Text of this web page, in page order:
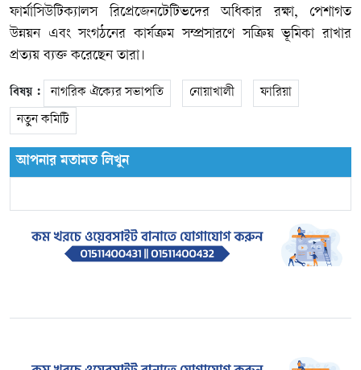
ফার্মাসিউটিক্যালস রিপ্রেজেনটেটিভদের অধিকার রক্ষা, পেশাগত
উন্নয়ন এবং সংগঠনের কার্যক্রম সম্প্রসারণে সক্রিয় ভূমিকা রাখার
প্রত্যয় ব্যক্ত করেছেন তারা।
বিষয় : নাগরিক ঐক্যের সভাপতি নোয়াখালী
ফারিয়া
নতুন কমিটি
আপনার মতামত লিখুন